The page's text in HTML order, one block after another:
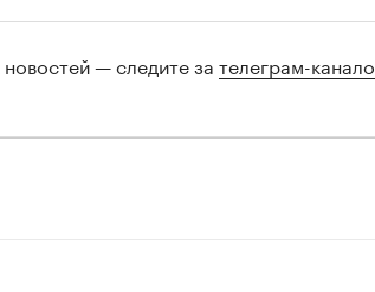
— следите за телеграм-